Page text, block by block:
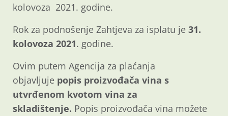
kolovoza 2021. godine.
Rok za podnošenje Zahtjeva za isplatu je 31.
kolovoza 2021. godine.
Ovim putem Agencija za plaćanja
objavljuje popis proizvođača vina s
utvrđenom kvotom vina za
skladištenje. Popis proizvođača vina možete